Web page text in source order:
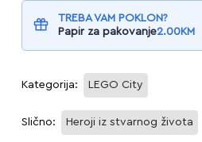
TREBA VAM POKLON?
Papir za pakovanje2.00KM
Kategorija: LEGO City
Slično: Heroji iz stvarnog života